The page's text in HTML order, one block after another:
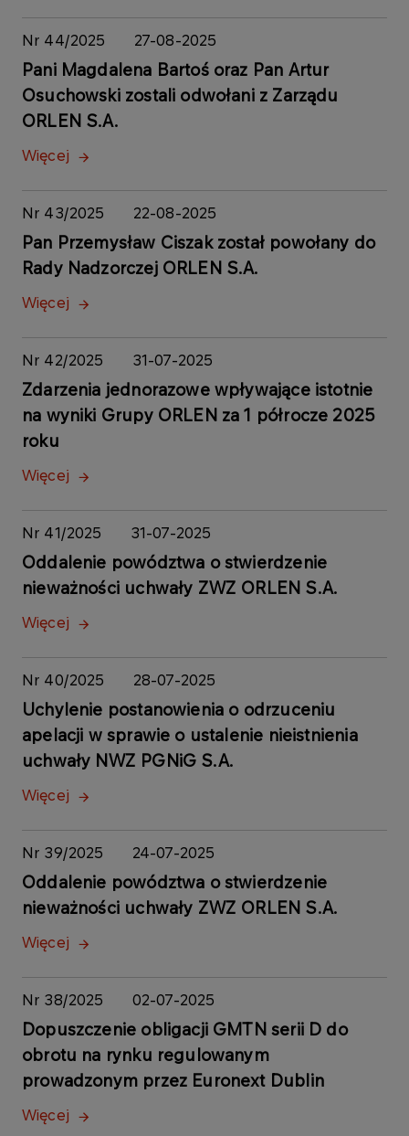
Nr 44/2025 27-08-2025
Pani Magdalena Bartoś oraz Pan Artur
Osuchowski zostali odwołani z Zarządu
ORLEN S.A.
Więcej
Nr 43/2025 22-08-2025
Pan Przemysław Ciszak został powołany do
Rady Nadzorczej ORLEN S.A.
Więcej
Nr 42/2025 31-07-2025
Zdarzenia jednorazowe wpływające istotnie
na wyniki Grupy ORLEN za 1 półrocze 2025
roku
Więcej
Nr 41/2025 31-07-2025
Oddalenie powództwa o stwierdzenie
nieważności uchwały ZWZ ORLEN S.A.
Więcej
Nr 40/2025 28-07-2025
Uchylenie postanowienia o odrzuceniu
apelacji w sprawie o ustalenie nieistnienia
uchwały NWZ PGNiG S.A.
Więcej
Nr 39/2025 24-07-2025
Oddalenie powództwa o stwierdzenie
nieważności uchwały ZWZ ORLEN S.A.
Więcej
Nr 38/2025 02-07-2025
Dopuszczenie obligacji GMTN serii D do
obrotu na rynku regulowanym
prowadzonym przez Euronext Dublin
Więcej